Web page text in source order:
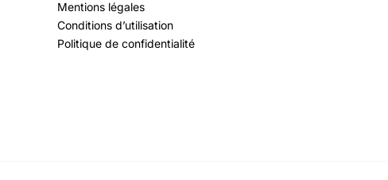
Mentions légales
Conditions d’utilisation
Politique de confidentialité